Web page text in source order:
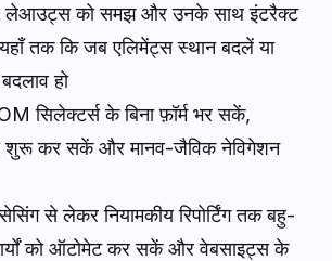
लेआउट्स को समझ और उनके साथ इंटरैक्ट
तक कि जब एलिमेंट्स स्थान बदलें या
हो
सिलेक्टर्स के बिना फ़ॉर्म भर सकें,
शुरू कर सकें और मानव-जैविक नेविगेशन
से लेकर नियामकीय रिपोर्टिंग तक बहु-
को ऑटोमेट कर सकें और वेबसाइट्स के